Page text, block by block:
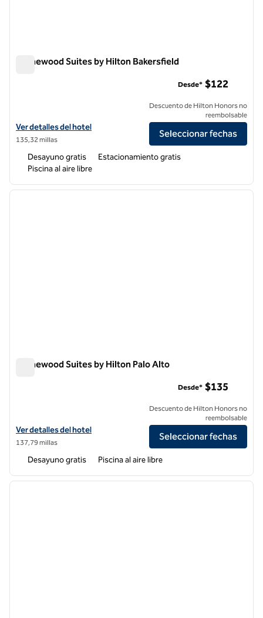
Homewood Suites by Hilton Bakersfield
Ver detalles del hotel Homewood Suites by Hilton Bakersfield
Ver detalles del hotel
135,32 millas
Desde* $122
Descuento de Hilton Honors no
reembolsable
Seleccionar fechas
Desayuno gratis
Estacionamiento gratis
Piscina al aire libre
1 de 12
Homewood Suites by Hilton Palo Alto
Ver detalles del hotel Homewood Suites by Hilton Palo Alto
Ver detalles del hotel
137,79 millas
Desde* $135
Descuento de Hilton Honors no
reembolsable
Seleccionar fechas
Desayuno gratis Piscina al aire libre
1 de 12